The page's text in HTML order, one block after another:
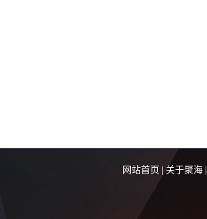
网站首页 | 关于聚海 |